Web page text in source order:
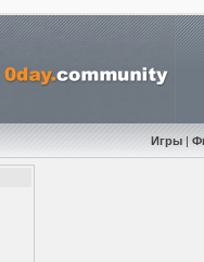
Игры|